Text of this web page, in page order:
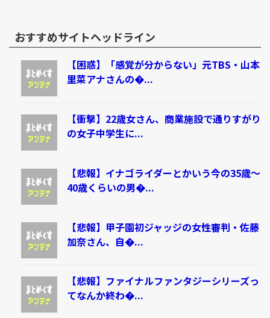
おすすめサイトヘッドライン
【困惑】「感覚が分からない」元TBS・山本
里菜アナさんの�...
【衝撃】22歳女さん、商業施設で通りすがり
の女子中学生に...
【悲報】イナゴライダーとかいう今の35歳～
40歳くらいの男�...
【悲報】甲子園初ジャッジの女性審判・佐藤
加奈さん、自�...
【悲報】ファイナルファンタジーシリーズっ
てなんか終わ�...